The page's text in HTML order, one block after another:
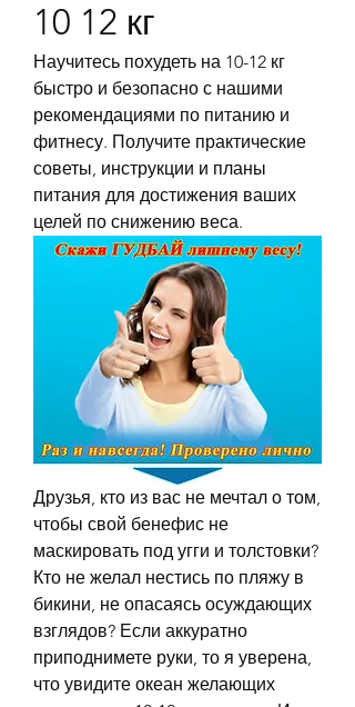
10 12 кг
Научитесь похудеть на 10-12 кг
быстро и безопасно с нашими
рекомендациями по питанию и
фитнесу. Получите практические
советы, инструкции и планы
питания для достижения ваших
целей по снижению веса.
Друзья, кто из вас не мечтал о том,
чтобы свой бенефис не
маскировать под угги и толстовки?
Кто не желал нестись по пляжу в
бикини, не опасаясь осуждающих
взглядов? Если аккуратно
приподнимете руки, то я уверена,
что увидите океан желающих